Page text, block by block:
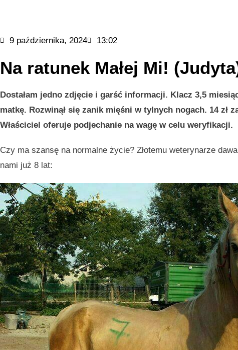
9 października, 2024 13:02
Na ratunek Małej Mi!
Dostałam jedno zdjęcie i garść informacji. Klacz 3,5
matkę. Rozwinął się zanik mięśni w tylnych nogach. 14 zł
Właściciel oferuje podjechanie na wagę w celu weryfikacji.
Czy ma szansę na normalne życie? Złotemu weterynarze
nami już 8 lat: